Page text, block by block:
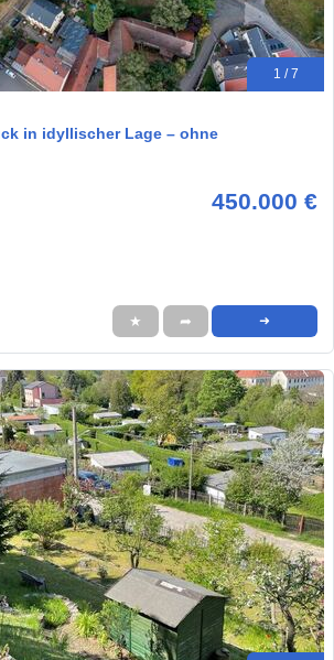
1 / 7
in idyllischer Lage – ohne
450.000 €
★ ➦ ➜